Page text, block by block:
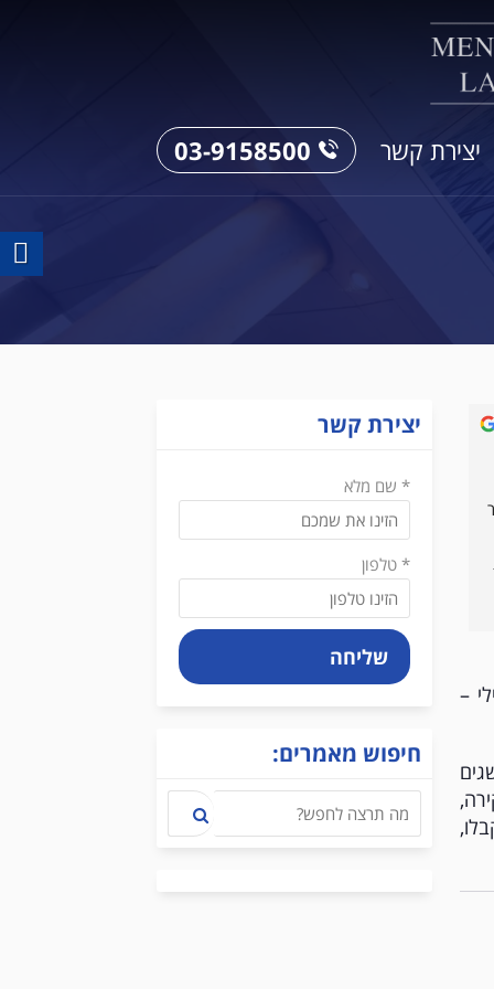
יצירת קשר 03-9158500
קובי ורונן הם עורכי דין שעליהם נאמר
מקצועיים ברמות על, מבינים בשיחת
יעקב אנגר
פנינו ברגע של מצוקה וזכינו לזמינות
מלאה, לתמיכה מקצועית ונפשית
–
יצירת קשר
* שם מלא
* טלפון
שליחה
חיפוש מאמרים: